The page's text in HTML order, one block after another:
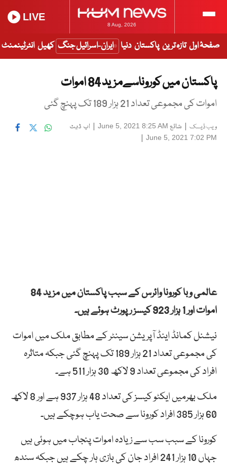
8 Aug, 2026
LIVE
صفحۂ اول تازہ ترین پاکستان دنیا ایران-اسرائیل جنگ کھیل انٹرٹینمنٹ
پاکستان میں کوروناسےمزید 84 اموات
اموات کی مجموعی تعداد 21 ہزار 189 تک پہنچ گئی
ویب ڈیسک | شائع June 5, 2021 8:25 AM
| اپ ڈیٹ
June 5, 2021 7:02 PM
|
عالمی وبا کورونا وائرس کے سبب پاکستان میں مزید 84
اموات اور 1 ہزار 923 کیسز رپورٹ ہوئے ہیں۔
نیشنل کمانڈ اینڈ آپریشن سینٹر کے مطابق ملک میں اموات
کی مجموعی تعداد 21 ہزار 189 تک پہنچ گئی جبکہ متاثرہ
افراد کی مجموعی تعداد 9 لاکھ 30 ہزار 511 ہے۔
ملک بھرمیں ایکٹو کیسز کی تعداد 48 ہزار 937 ہے اور 8 لاکھ
60 ہزار 385 افراد کورونا سے صحت یاب ہوچکے ہیں۔
کورونا کے سبب سب سے زیادہ اموات پنجاب میں ہوئی ہیں
جہاں 10 ہزار 241 افراد جان کی بازی ہار چکے ہیں جبکہ سندھ